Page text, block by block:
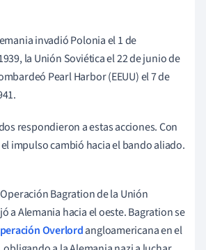
invadió Polonia el 1 de
la Unión Soviética el 22 de junio de
Pearl Harbor (EEUU) el 7 de
respondieron a estas acciones. Con
impulso cambió hacia el bando aliado.
Bagration de la Unión
a Alemania hacia el oeste. Bagration se
Overlordangloamericana en el